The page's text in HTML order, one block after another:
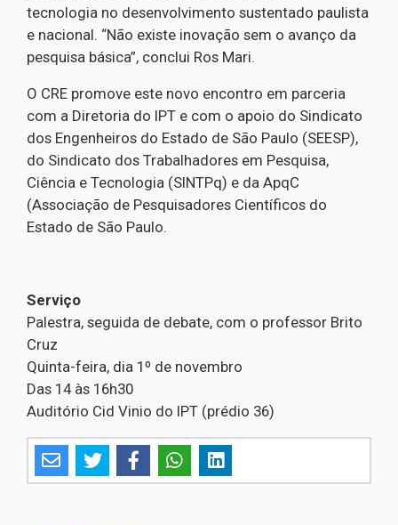
tecnologia no desenvolvimento sustentado paulista
e nacional. “Não existe inovação sem o avanço da
pesquisa básica”, conclui Ros Mari.
O CRE promove este novo encontro em parceria
com a Diretoria do IPT e com o apoio do Sindicato
dos Engenheiros do Estado de São Paulo (SEESP),
do Sindicato dos Trabalhadores em Pesquisa,
Ciência e Tecnologia (SINTPq) e da ApqC
(Associação de Pesquisadores Científicos do
Estado de São Paulo.
Serviço
Palestra, seguida de debate, com o professor Brito
Cruz
Quinta-feira, dia 1º de novembro
Das 14 às 16h30
Auditório Cid Vinio do IPT (prédio 36)